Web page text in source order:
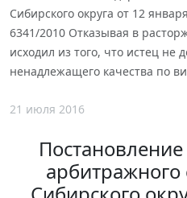
Сибирского округа от 12
6341/2010 Отказывая в
исходил из того, что истец не
ненадлежащего качества по
21 июля 2016
арбитражного